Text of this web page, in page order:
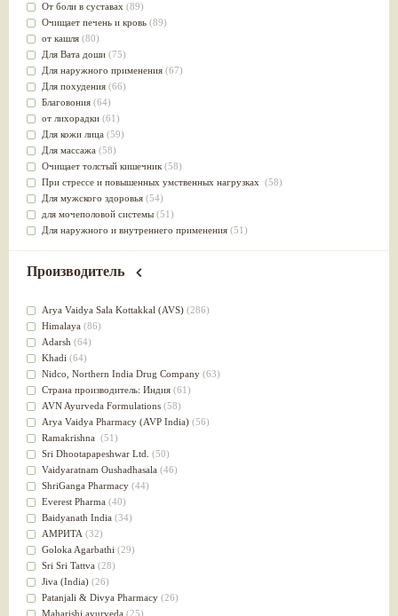
От боли в суставах (89)
Очищает печень и кровь (89)
от кашля (80)
Для Вата доши (75)
Для наружного применения (67)
Для похудения (66)
Благовония (64)
от лихорадки (61)
Для кожи лица (59)
Для массажа (58)
Очищает толстый кишечник(58)
При стрессе и повышенных умственных нагрузках (58)
Для мужского здоровья (54)
для мочеполовой системы (51)
Для наружного и внутреннего применения (51)
Для стабилизации деятельности ЦНС
Лечит опухоли и отеки(46)
Для медитации
выводит токсины
Для здоровья печени
Для тела(39)
для очищения крови(38)
При диабете(38)
Антиоксидант(37)
Для Капха(Кафа) доши
От паразитов(37)
При расстройстве желудка (36)
Успокоительное(36)
Для глаз(34)
от геморроя(34)
Противовоспалительное
Для Питта доши(32)
Для сердца(32)
Для сосудов головного мозга
Для полости рта(32)
Дефицит железа(31)
Производитель
Arya Vaidya Sala Kottakkal (AVS) (286)
Himalaya (86)
Adarsh (64)
Khadi (64)
Nidсo, Northern India Drug Company (63)
Страна производитель: Индия (61)
AVN Ayurveda Formulations (58)
Arya Vaidya Pharmacy (AVP India) (56)
Ramakrishna (51)
Sri Dhootapapeshwar Ltd. (50)
Vaidyaratnam Oushadhasala (46)
ShriGanga Pharmacy (44)
Everest Pharma (40)
Baidyanath India (34)
АМРИТА (32)
Goloka Agarbathi (29)
Sri Sri Tattva (28)
Jiva (India) (26)
Patanjali & Divya Pharmacy (26)
Maharishi ayurveda (25)